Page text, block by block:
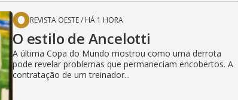
REVISTA OESTE/ HÁ 1 HORA
O estilo de Ancelotti
A última Copa do Mundo mostrou como uma derrota
pode revelar problemas que permaneciam encobertos. A
contratação de um treinador...